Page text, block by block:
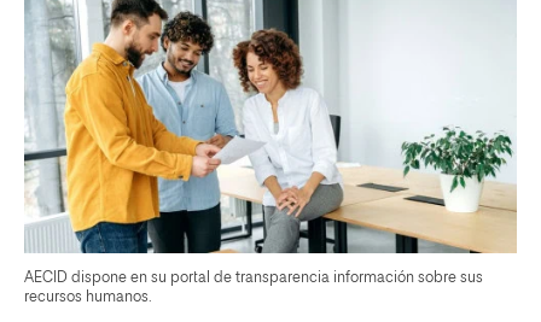
AECID dispone en su portal de transparencia información sobre sus
recursos humanos.